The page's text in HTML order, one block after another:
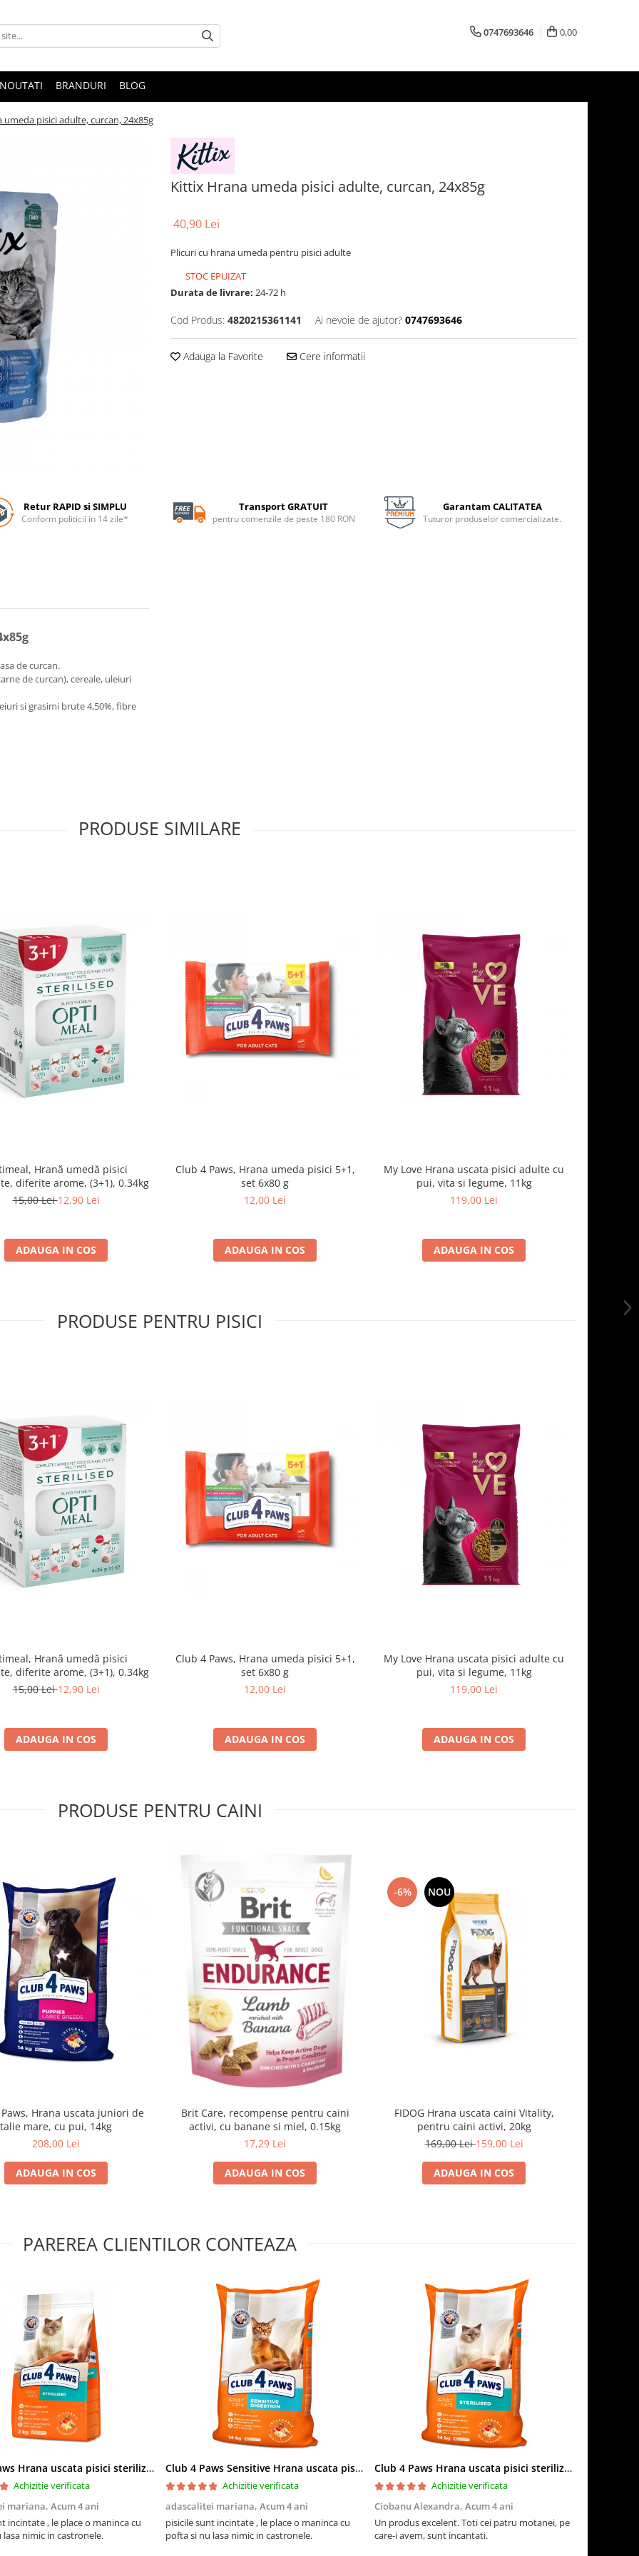
0747693646 0,00
NOUTATI BRANDURI BLOG
pisici adulte, curcan, 24x85g
Kittix Hrana umeda pisici adulte, curcan, 24x85g
40,90 Lei
Plicuri cu hrana umeda pentru pisici adulte
STOC EPUIZAT
Durata de livrare: 24-72 h
Cod Produs: 4820215361141 Ai nevoie de ajutor? 0747693646
Adauga la Favorite Cere informatii
Retur RAPID si SIMPLU
Conform politicii in 14 zile*
Transport GRATUIT
pentru comenzile de peste 180 RON
Garantam CALITATEA
Tuturor produselor comercializate.
de curcan.
de curcan), cereale, uleiuri
si grasimi brute 4,50%, fibre
PRODUSE SIMILARE
Hrană umedă pisici
diferite arome, (3+1), 0.34kg
15,00 Lei12,90 Lei
ADAUGA IN COS
Club 4 Paws, Hrana umeda pisici 5+1,
set 6x80 g
12,00 Lei
ADAUGA IN COS
My Love Hrana uscata pisici adulte cu
pui, vita si legume, 11kg
119,00 Lei
ADAUGA IN COS
PRODUSE PENTRU PISICI
Hrană umedă pisici
diferite arome, (3+1), 0.34kg
15,00 Lei12,90 Lei
ADAUGA IN COS
Club 4 Paws, Hrana umeda pisici 5+1,
set 6x80 g
12,00 Lei
ADAUGA IN COS
My Love Hrana uscata pisici adulte cu
pui, vita si legume, 11kg
119,00 Lei
ADAUGA IN COS
PRODUSE PENTRU CAINI
Hrana uscata juniori de
talie mare, cu pui, 14kg
208,00 Lei
ADAUGA IN COS
Brit Care, recompense pentru caini
activi, cu banane si miel, 0.15kg
17,29 Lei
ADAUGA IN COS
-6% NOU
FIDOG Hrana uscata caini Vitality,
pentru caini activi, 20kg
169,00 Lei159,00 Lei
ADAUGA IN COS
PAREREA CLIENTILOR CONTEAZA
Club 4 Paws Hrana uscata pisici sterilizate, 2kg
Achizitie verificata
mariana, Acum 4 ani
incintate , le place o maninca cu
nimic in castronele.
Club 4 Paws Sensitive Hrana uscata pisici adulte, 14kg
Achizitie verificata
adascalitei mariana, Acum 4 ani
pisicile sunt incintate , le place o maninca cu
pofta si nu lasa nimic in castronele.
Club 4 Paws Hrana uscata pisici sterilizate, 14kg
Achizitie verificata
Ciobanu Alexandra, Acum 4 ani
Un produs excelent. Toti cei patru motanei, pe
care-i avem, sunt incantati.